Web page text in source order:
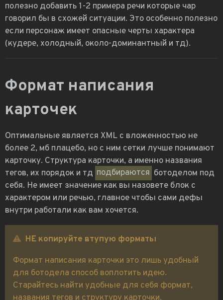
полезно добавить 1-2 примера речи которые чар
говорил бы в схожей ситуации. Это особенно полезно
если персонаж имеет опасные черты характера
(кудере, холодный, около-доминантный и тд).
Формат написания
карточек
Оптимальные является XML с вложенностью не
более 2, мб плацебо, но с ним сетки лучше понимают
карточку. Структура карточки, а именно названия
тегов, их порядок и тд подбираются ботоделом под
себя. Не имеет значение как вы назовете блок с
характером или речью, главное чтобы сами дефы
внутри работали как вам хочется.
НЕ копируйте втупую форматы
Формат написания карточки это лишь удобный
для ботодела способ воплотить идею.
Старайтесь найти удобные для себя формат,